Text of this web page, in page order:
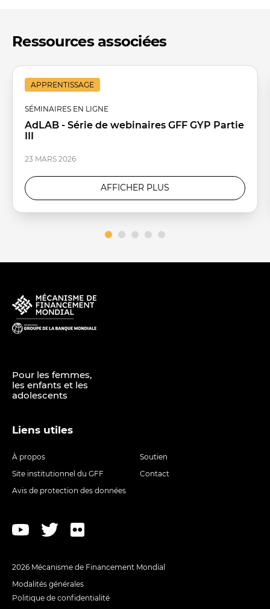
Ressources associées
APPRENTISSAGE
SÉMINAIRES EN LIGNE
AdLAB - Série de webinaires GFF GYP Partie
III
23 MARS 2026
AFFICHER PLUS
Pour les femmes,
les enfants et les
adolescents
Liens utiles
À propos
Soutien
Site institutionnel du GFF
Contact
Avis de protection des données
2026 Mécanisme de Financement Mondial
Modalités générales
Politique de confidentialité